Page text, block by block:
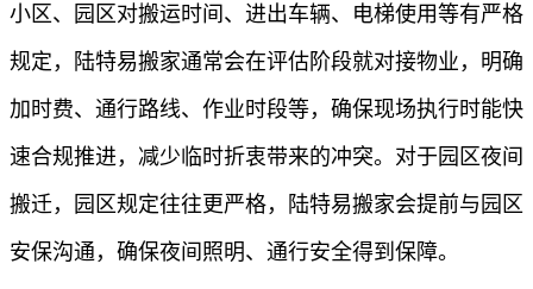
小区、园区对搬运时间、进出车辆、电梯使用等有严格
规定，陆特易搬家通常会在评估阶段就对接物业，明确
加时费、通行路线、作业时段等，确保现场执行时能快
速合规推进，减少临时折衷带来的冲突。对于园区夜间
搬迁，园区规定往往更严格，陆特易搬家会提前与园区
安保沟通，确保夜间照明、通行安全得到保障。